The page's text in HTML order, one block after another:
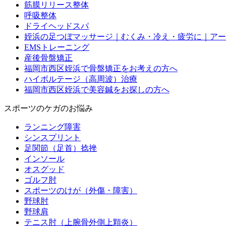
筋膜リリース整体
呼吸整体
ドライヘッドスパ
姪浜の足つぼマッサージ｜むくみ・冷え・疲労に｜ア
EMSトレーニング
産後骨盤矯正
福岡市西区姪浜で骨盤矯正をお考えの方へ
ハイボルテージ（高周波）治療
福岡市西区姪浜で美容鍼をお探しの方へ
スポーツのケガのお悩み
ランニング障害
シンスプリント
足関節（足首）捻挫
インソール
オスグッド
ゴルフ肘
スポーツのけが（外傷・障害）
野球肘
野球肩
テニス肘（上腕骨外側上顆炎）